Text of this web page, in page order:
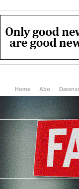
Home Abo